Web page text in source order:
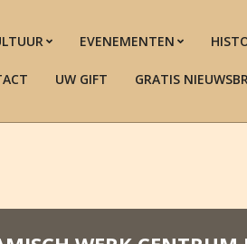
EVENEMENTEN
UW GIFT GRATIS